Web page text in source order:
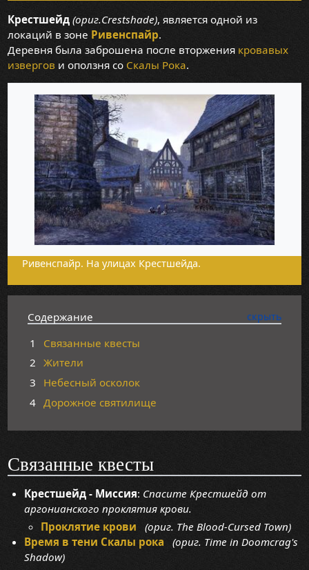
Крестшейд (ориг.Crestshade), является одной из
локаций в зоне Ривенспайр.
Деревня была заброшена после вторжения кровавых
извергов и оползня со Скалы Рока.
Ривенспайр. На улицах Крестшейда.
Содержание
1
Связанные квесты
2 Жители
3
Небесный осколок
4
Дорожное святилище
Связанные квесты
Крестшейд - Миссия: Спасите Крестшейд от
аргонианского проклятия крови.
Проклятие крови
(ориг. The Blood-Cursed Town)
Время в тени Скалы рока
(ориг. Time in Doomcrag's
Shadow)